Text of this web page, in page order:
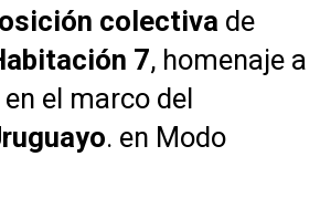
colectiva de
7, homenaje a
el marco del
. en Modo